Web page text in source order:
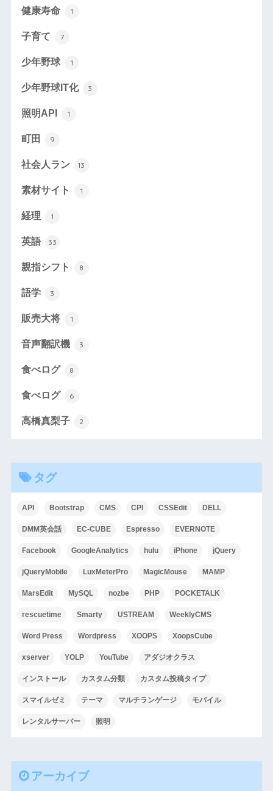
健康寿命 1
子育て 7
少年野球 1
少年野球IT化 3
照明API 1
町田 9
社会人ラン 13
素材サイト 1
経理 1
英語 33
親指シフト 8
語学 3
販売大将 1
音声翻訳機 3
食べログ 8
食べログ 6
高橋真梨子 2
タグ
API Bootstrap CMS CPI CSSEdit DELL
DMM英会話 EC-CUBE Espresso EVERNOTE
Facebook GoogleAnalytics hulu iPhone jQuery
jQueryMobile LuxMeterPro MagicMouse MAMP
MarsEdit MySQL nozbe PHP POCKETALK
rescuetime Smarty USTREAM WeeklyCMS
Word Press Wordpress XOOPS XoopsCube
xserver YOLP YouTube アダジオクラス
インストール カスタム分類 カスタム投稿タイプ
スマイルゼミ テーマ マルチランゲージ モバイル
レンタルサーバー 照明
アーカイブ